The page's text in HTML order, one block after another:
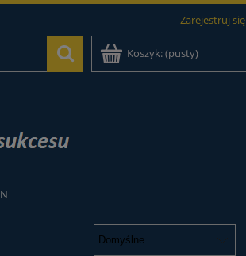
Zarejestruj się
Koszyk:(pusty)